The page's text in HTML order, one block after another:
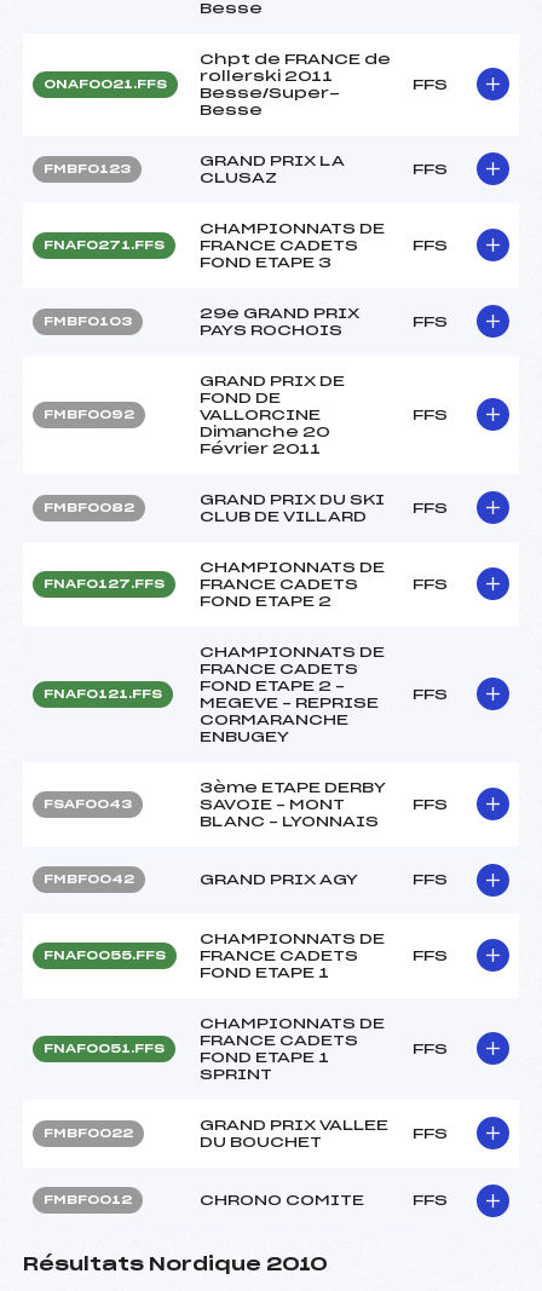
Besse
ONAF0021.FFS
Chpt de FRANCE de
rollerski 2011
Besse/Super-
Besse
FFS
FMBF0123
GRAND PRIX LA
CLUSAZ
FFS
FNAF0271.FFS
CHAMPIONNATS DE
FRANCE CADETS
FOND ETAPE 3
FFS
FMBF0103
29e GRAND PRIX
PAYS ROCHOIS
FFS
FMBF0092
GRAND PRIX DE
FOND DE
VALLORCINE
Dimanche 20
Février 2011
FFS
FMBF0082
GRAND PRIX DU SKI
CLUB DE VILLARD
FFS
FNAF0127.FFS
CHAMPIONNATS DE
FRANCE CADETS
FOND ETAPE 2
FFS
FNAF0121.FFS
CHAMPIONNATS DE
FRANCE CADETS
FOND ETAPE 2 –
MEGEVE – REPRISE
CORMARANCHE
ENBUGEY
FFS
FSAF0043
3ème ETAPE DERBY
SAVOIE – MONT
BLANC – LYONNAIS
FFS
FMBF0042 GRAND PRIX AGY FFS
FNAF0055.FFS
CHAMPIONNATS DE
FRANCE CADETS
FOND ETAPE 1
FFS
FNAF0051.FFS
CHAMPIONNATS DE
FRANCE CADETS
FOND ETAPE 1
SPRINT
FFS
FMBF0022
GRAND PRIX VALLEE
DU BOUCHET
FFS
FMBF0012 CHRONO COMITE FFS
Résultats Nordique 2010